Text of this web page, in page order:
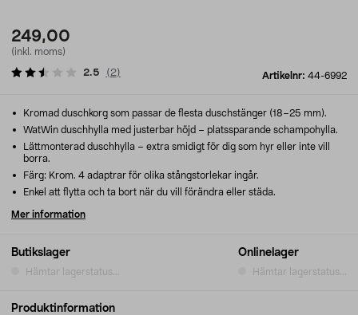
249,00
(inkl. moms)
Artikelnr: 44-6992
2.5 ( 2)
Butikslager
Hämtar lagerstatus...
Onlinelager
Hämtar lagerstatus...
Kromad duschkorg som passar de flesta duschstänger (18–25 mm).
WatWin duschhylla med justerbar höjd – platssparande schampohylla.
Lättmonterad duschhylla – extra smidigt för dig som hyr eller inte vill
borra.
Färg: Krom. 4 adaptrar för olika stångstorlekar ingår.
Enkel att flytta och ta bort när du vill förändra eller städa.
Mer information
Produktinformation